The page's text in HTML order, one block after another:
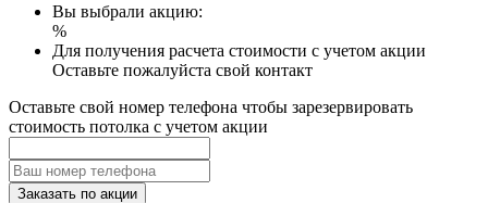
Вы выбрали акцию:
%
Для получения расчета стоимости с учетом акции
Оставьте пожалуйста свой контакт
Оставьте свой номер телефона чтобы зарезервировать
стоимость потолка с учетом акции
Заказать по акции